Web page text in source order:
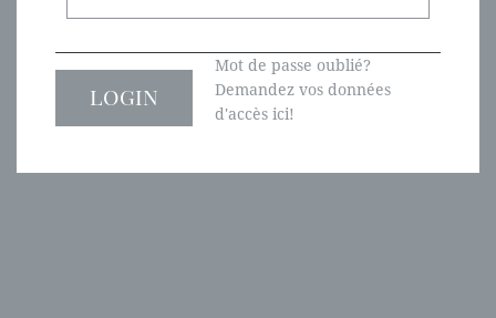
Mot de passe oublié?
Demandez vos données
d'accès ici!